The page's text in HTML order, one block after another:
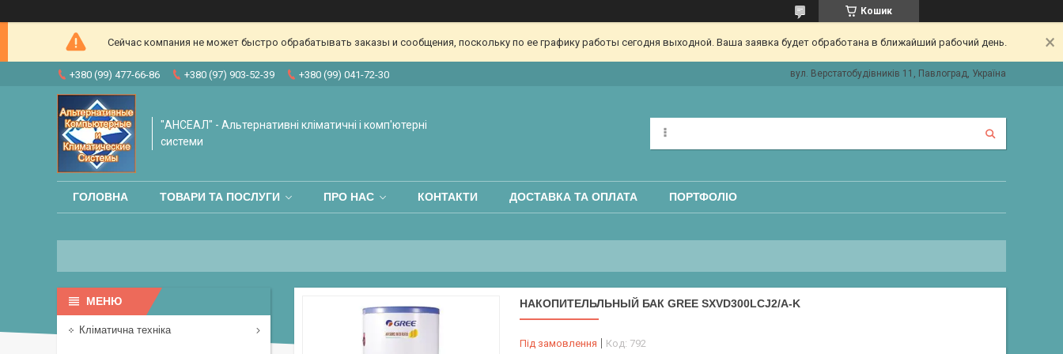
Кошик
Сейчас компания не может быстро обрабатывать заказы и сообщения, поскольку по ее графику работы сегодня выходной. Ваша заявка будет обработана в ближайший рабочий день.
+380 (99) 477-66-86 +380 (97) 903-52-39 +380 (99) 041-72-30 вул. Верстатобудівників 11, Павлоград, Україна
"АНСЕАЛ" - Альтернативні кліматичні і комп'ютерні
системи
ГОЛОВНА ТОВАРИ ТА ПОСЛУГИ ПРО НАС КОНТАКТИ ДОСТАВКА ТА ОПЛАТА ПОРТФОЛІО
НАКОПИТЕЛЬЛЬНЫЙ БАК GREE SXVD300LCJ2/A-K
Під замовлення Код: 792
Кліматична техніка